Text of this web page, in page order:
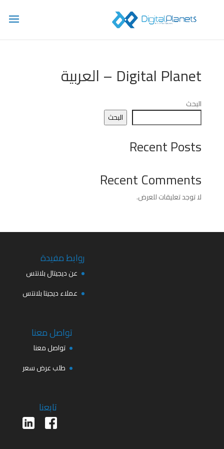
Digital Planet – العربية
البحث
البحث
Recent Posts
Recent Comments
لا توجد تعليقات للعرض.
روابط مفيدة
عن ديجيتال بلانتس
عملاء ديجيتا بلانتس
تواصل معنا
تواصل معنا
طلب عرض سعر
تابعنا